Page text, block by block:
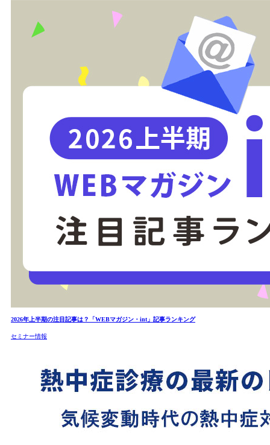
2026年上半期の注目記事は？「WEBマガジン・int」記事ランキング
セミナー情報